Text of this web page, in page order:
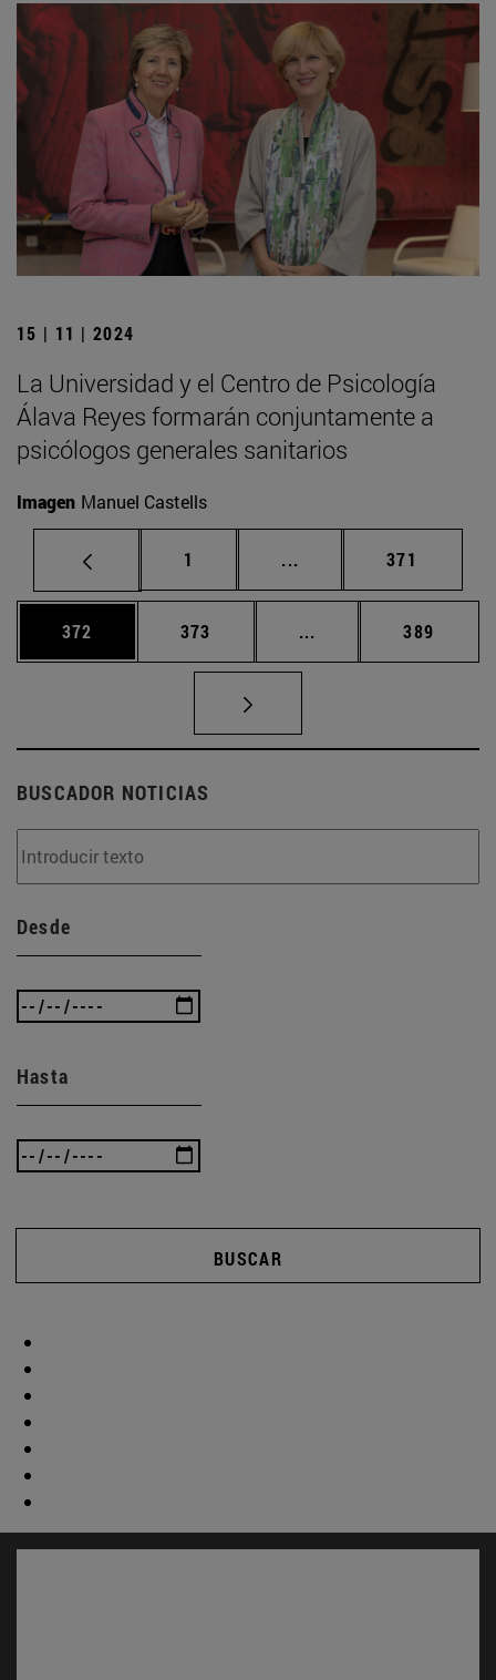
15 | 11 | 2024
La Universidad y el Centro de Psicología
Álava Reyes formarán conjuntamente a
psicólogos generales sanitarios
Imagen Manuel Castells
Página
1 ... Páginas intermedias
Página
371
Página
372 Página
373 ... Páginas intermedias
Página
389
BUSCADOR NOTICIAS
Desde
Hasta
BUSCAR